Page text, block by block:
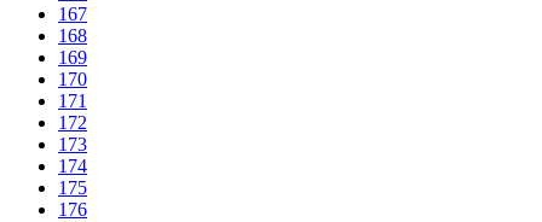
167
168
169
170
171
172
173
174
175
176